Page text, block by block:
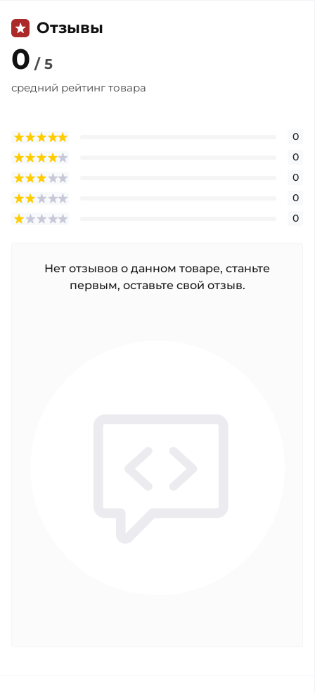
Отзывы
0 / 5
средний рейтинг товара
0
0
0
0
0
Нет отзывов о данном товаре, станьте
первым, оставьте свой отзыв.